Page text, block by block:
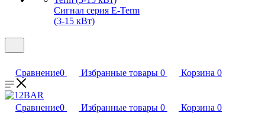
Сигнал серия E-Term
(3-15 кВт)
Сравнение0 Избранные товары 0 Корзина 0
Сравнение0 Избранные товары 0 Корзина 0